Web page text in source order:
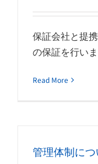
保証会社と提
の保証を行いま
Read More
管理体制に